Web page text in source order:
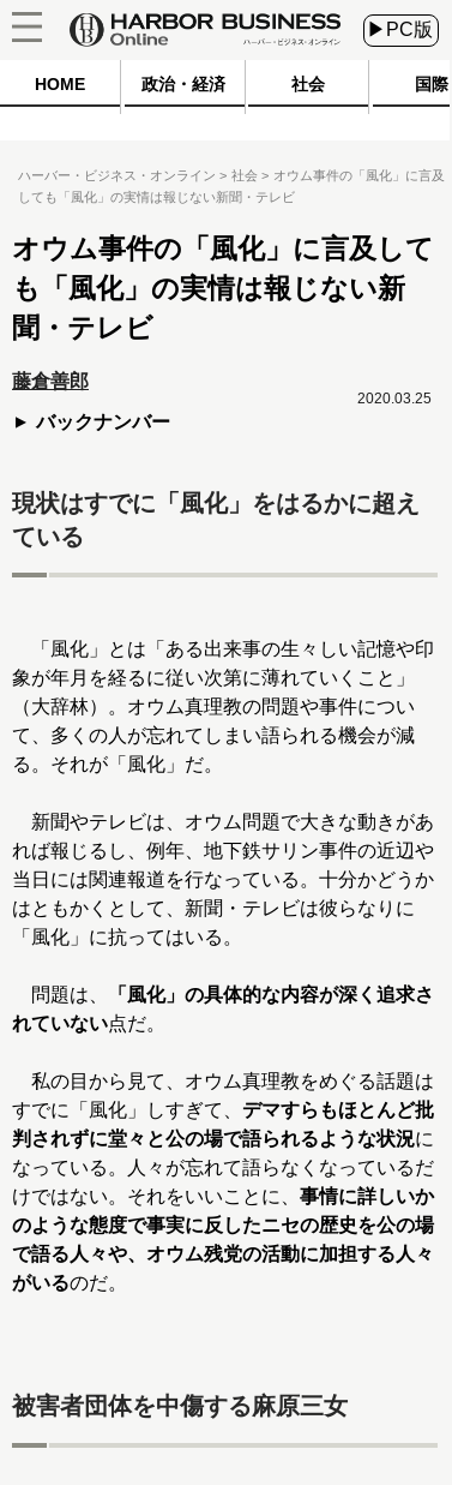
▶PC版
HOME 政治・経済 社会 国際
ハーバー・ビジネス・オンライン 社会
オウム事件の「風化」に言及
しても「風化」の実情は報じない新聞・テレビ
オウム事件の「風化」に言及して
も「風化」の実情は報じない新
聞・テレビ
藤倉善郎
バックナンバー
2020.03.25
現状はすでに「風化」をはるかに超え
ている
「風化」とは「ある出来事の生々しい記憶や印
象が年月を経るに従い次第に薄れていくこと」
（大辞林）。オウム真理教の問題や事件につい
て、多くの人が忘れてしまい語られる機会が減
る。それが「風化」だ。
新聞やテレビは、オウム問題で大きな動きがあ
れば報じるし、例年、地下鉄サリン事件の近辺や
当日には関連報道を行なっている。十分かどうか
はともかくとして、新聞・テレビは彼らなりに
「風化」に抗ってはいる。
問題は、
「風化」の具体的な内容が深く追求さ
れていない点だ。
私の目から見て、オウム真理教をめぐる話題は
すでに「風化」しすぎて、 デマすらもほとんど批
判されずに堂々と公の場で語られるような状況に
なっている。人々が忘れて語らなくなっているだ
けではない。それをいいことに、 事情に詳しいか
のような態度で事実に反したニセの歴史を公の場
で語る人々や、オウム残党の活動に加担する人々
がいるのだ。
被害者団体を中傷する麻原三女